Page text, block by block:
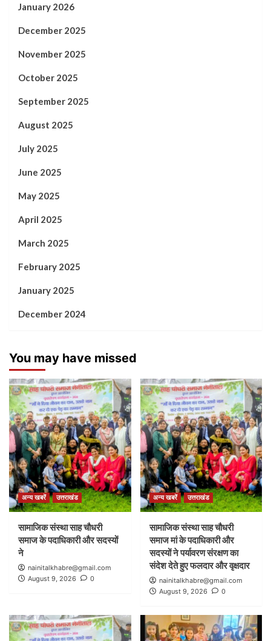
January 2026
December 2025
November 2025
October 2025
September 2025
August 2025
July 2025
June 2025
May 2025
April 2025
March 2025
February 2025
January 2025
December 2024
You may have missed
अन्य खबरें उत्तराखंड
सामाजिक संस्था साह चौधरी
समाज के पदाधिकारी और सदस्यों
ने
nainitalkhabre@gmail.com
August 9, 2026
0
अन्य खबरें उत्तराखंड
सामाजिक संस्था साह चौधरी
समाज मां के पदाधिकारी और
सदस्यों ने पर्यावरण संरक्षण का
संदेश देते हुए फलदार और वृक्षदार
nainitalkhabre@gmail.com
August 9, 2026
0